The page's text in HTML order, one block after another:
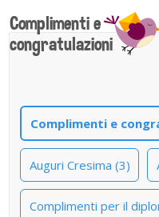
Complimenti e
congratulazioni
Complimenti e
Auguri Cresima (3)
Complimenti per il